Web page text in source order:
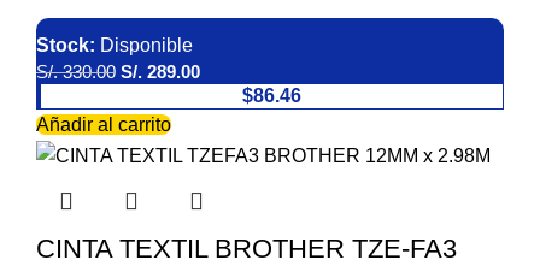
Stock: Disponible
S/.330.00 S/. 289.00
$86.46
Añadir al carrito
CINTA TEXTIL BROTHER TZE-FA3